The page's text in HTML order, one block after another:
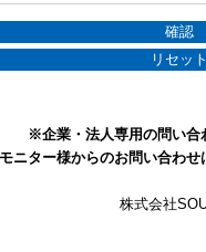
※企業・法人専用の問い合
ニター様からのお問い合わせ
株式会社